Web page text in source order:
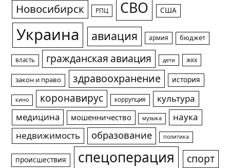
Новосибирск РПЦ СВО США
Украина авиация армия бюджет
власть гражданская авиация дети жкх
закон и право здравоохранение история
кино коронавирус коррупция
культура
медицина
мошенничество музыка
наука
недвижимость
образование политика
происшествия спецоперация спорт